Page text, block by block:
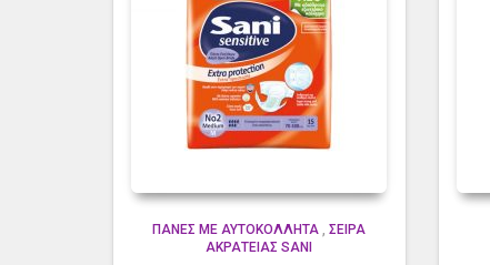
ΠΆΝΕΣ ΜΕ ΑΥΤΟΚΌΛΛΗΤΑ ,ΣΕΙΡΆ
ΑΚΡΆΤΕΙΑΣ SANI